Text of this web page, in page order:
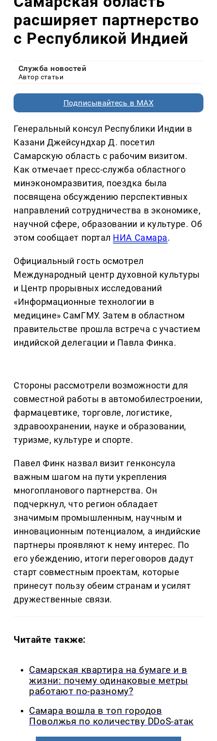
расширяет партнерство
с Республикой Индией
Служба новостей
Автор статьи
Подписывайтесь в MAX
Генеральный консул Республики Индии в
Казани Джейсундхар Д. посетил
Самарскую область с рабочим визитом.
Как отмечает пресс-служба областного
минэкономразвития, поездка была
посвящена обсуждению перспективных
направлений сотрудничества в экономике,
научной сфере, образовании и культуре. Об
этом сообщает портал НИА Самара.
Официальный гость осмотрел
Международный центр духовной культуры
и Центр прорывных исследований
«Информационные технологии в
медицине» СамГМУ. Затем в областном
правительстве прошла встреча с участием
индийской делегации и Павла Финка.
Стороны рассмотрели возможности для
совместной работы в автомобилестроении,
фармацевтике, торговле, логистике,
здравоохранении, науке и образовании,
туризме, культуре и спорте.
Павел Финк назвал визит генконсула
важным шагом на пути укрепления
многопланового партнерства. Он
подчеркнул, что регион обладает
значимым промышленным, научным и
инновационным потенциалом, а индийские
партнеры проявляют к нему интерес. По
его убеждению, итоги переговоров дадут
старт совместным проектам, которые
принесут пользу обеим странам и усилят
дружественные связи.
Читайте также:
Самарская квартира на бумаге и в
жизни: почему одинаковые метры
работают по-разному?
Самара вошла в топ городов
Поволжья по количеству DDoS-атак